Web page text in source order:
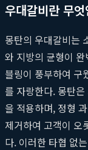
우대갈비란 무
몽탄의 우대갈비는
와 지방의 균형이
블링이 풍부하여 구
를 자랑한다. 몽탄
을 적용하며, 정형
제거하여 고객이 오
다. 이러한 타협 없